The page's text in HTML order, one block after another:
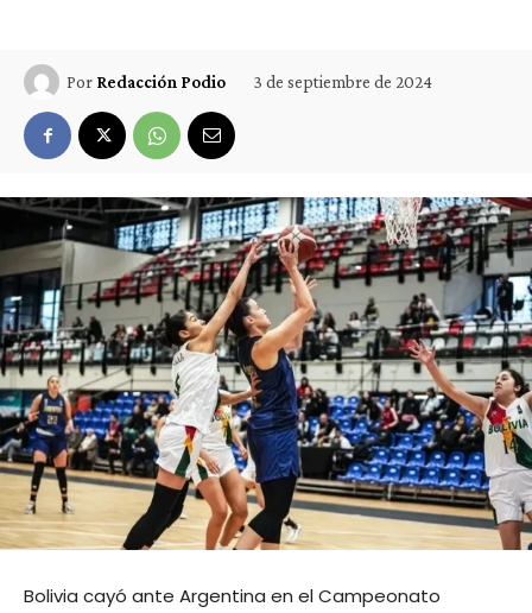
Por Redacción Podio 3 de septiembre de 2024
Bolivia cayó ante Argentina en el Campeonato